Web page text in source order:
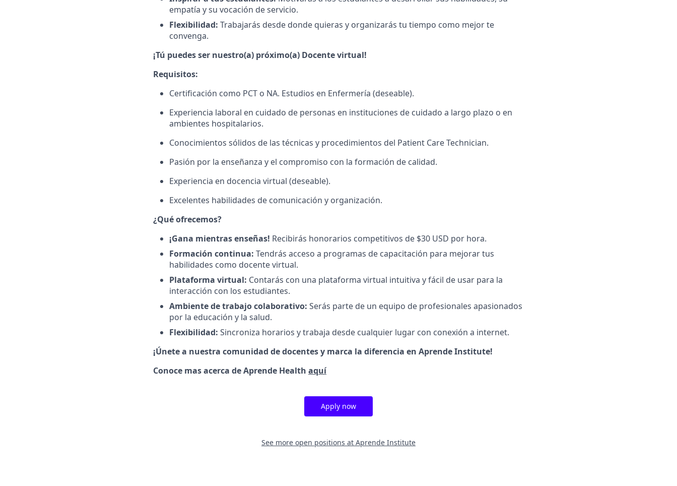
empatía y su vocación de servicio.
Flexibilidad: Trabajarás desde donde quieras y organizarás tu tiempo como mejor te
convenga.
¡Tú puedes ser nuestro(a) próximo(a) Docente virtual!
Requisitos:
Certificación como PCT o NA. Estudios en Enfermería (deseable).
Experiencia laboral en cuidado de personas en instituciones de cuidado a largo plazo o en
ambientes hospitalarios.
Conocimientos sólidos de las técnicas y procedimientos del Patient Care Technician.
Pasión por la enseñanza y el compromiso con la formación de calidad.
Experiencia en docencia virtual (deseable).
Excelentes habilidades de comunicación y organización.
¿Qué ofrecemos?
¡Gana mientras enseñas! Recibirás honorarios competitivos de $30 USD por hora.
Formación continua: Tendrás acceso a programas de capacitación para mejorar tus
habilidades como docente virtual.
Plataforma virtual: Contarás con una plataforma virtual intuitiva y fácil de usar para la
interacción con los estudiantes.
Ambiente de trabajo colaborativo: Serás parte de un equipo de profesionales apasionados
por la educación y la salud.
Flexibilidad: Sincroniza horarios y trabaja desde cualquier lugar con conexión a internet.
¡Únete a nuestra comunidad de docentes y marca la diferencia en Aprende Institute!
Conoce mas acerca de Aprende Health aquí
Apply now
See more open positions at Aprende Institute